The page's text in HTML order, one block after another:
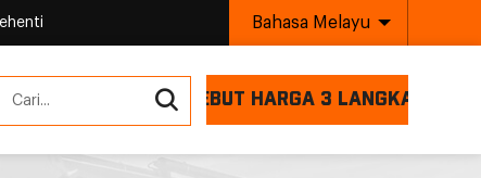
Bahasa Melayu
SEBUT HARGA 3 LANGKAH